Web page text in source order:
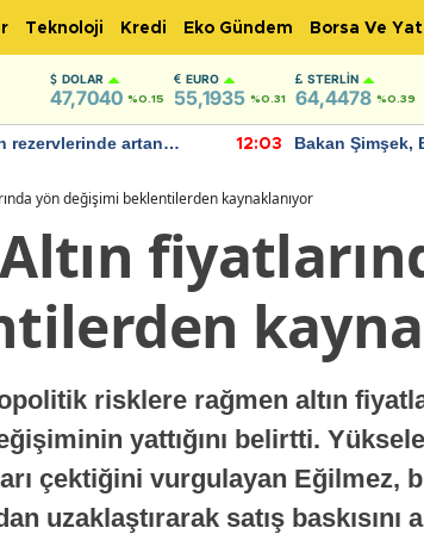
Teknoloji Kredi Eko Gündem Borsa Ve
DOLAR
47,7040 %0.15
EURO
55,1935 %0.31
STERLIN
64,4478 %0.39
rezervlerinde artan
12:03
Bakan Şimşek,
yön değişimi beklentilerden kaynaklanıyor
risklere rağmen altın
yattığını belirtti.
çektiğini vurgulayan Eğilmez,
uzaklaştırarak satış baskısını